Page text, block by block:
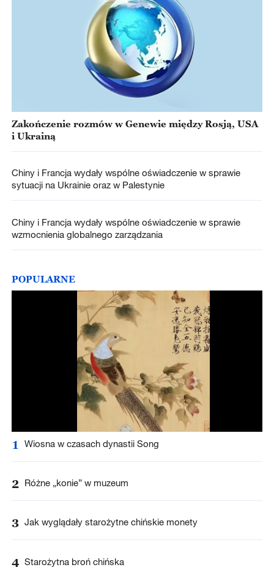
Zakończenie rozmów w Genewie między Rosją, USA
i Ukrainą
Chiny i Francja wydały wspólne oświadczenie w sprawie
sytuacji na Ukrainie oraz w Palestynie
Chiny i Francja wydały wspólne oświadczenie w sprawie
wzmocnienia globalnego zarządzania
POPULARNE
1 Wiosna w czasach dynastii Song
2 Różne „konie” w muzeum
3 Jak wyglądały starożytne chińskie monety
4 Starożytna broń chińska